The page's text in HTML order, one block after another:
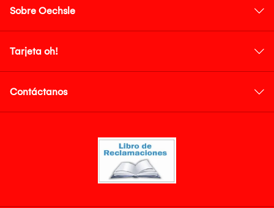
Sobre Oechsle
Tarjeta oh!
Contáctanos